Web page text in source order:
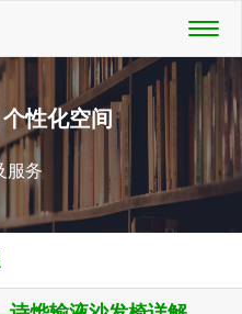
性化空间
服务